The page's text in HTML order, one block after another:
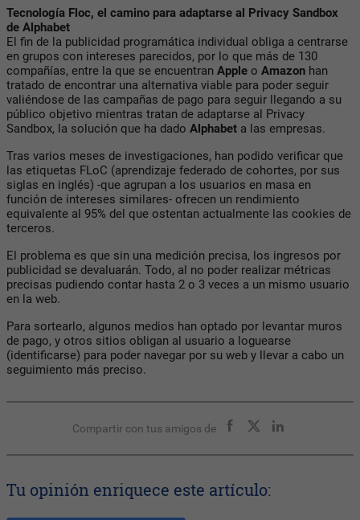
Tecnología Floc, el camino para adaptarse al Privacy Sandbox
de Alphabet
El fin de la publicidad programática individual obliga a centrarse
en grupos con intereses parecidos, por lo que más de 130
compañías, entre la que se encuentran Apple o Amazon han
tratado de encontrar una alternativa viable para poder seguir
valiéndose de las campañas de pago para seguir llegando a su
público objetivo mientras tratan de adaptarse al Privacy
Sandbox, la solución que ha dado Alphabet a las empresas.
Tras varios meses de investigaciones, han podido verificar que
las etiquetas FLoC (aprendizaje federado de cohortes, por sus
siglas en inglés) -que agrupan a los usuarios en masa en
función de intereses similares- ofrecen un rendimiento
equivalente al 95% del que ostentan actualmente las cookies de
terceros.
El problema es que sin una medición precisa, los ingresos por
publicidad se devaluarán. Todo, al no poder realizar métricas
precisas pudiendo contar hasta 2 o 3 veces a un mismo usuario
en la web.
Para sortearlo, algunos medios han optado por levantar muros
de pago, y otros sitios obligan al usuario a loguearse
(identificarse) para poder navegar por su web y llevar a cabo un
seguimiento más preciso.
Compartir con tus amigos de
Tu opinión enriquece este artículo: